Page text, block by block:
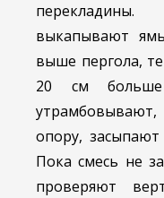
выкапывают
выше пергола,
20 см
опору,
Пока смесь не
проверяют